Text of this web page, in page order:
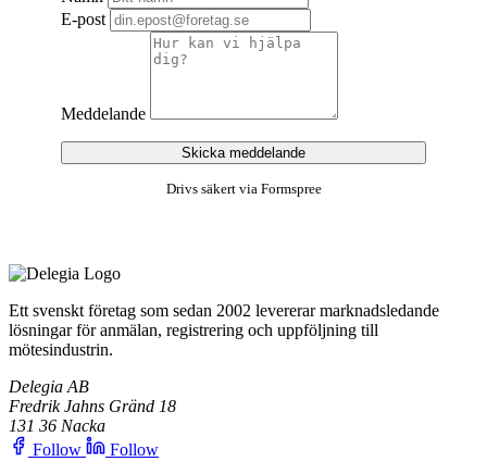
E-post
Meddelande
Skicka meddelande
Drivs säkert via Formspree
Ett svenskt företag som sedan 2002 levererar marknadsledande
lösningar för anmälan, registrering och uppföljning till
mötesindustrin.
Delegia AB
Fredrik Jahns Gränd 18
131 36 Nacka
Follow
Follow